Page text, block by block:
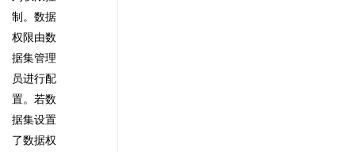
制。数据
权限由数
据集管理
员进行配
置。若数
据集设置
了数据权